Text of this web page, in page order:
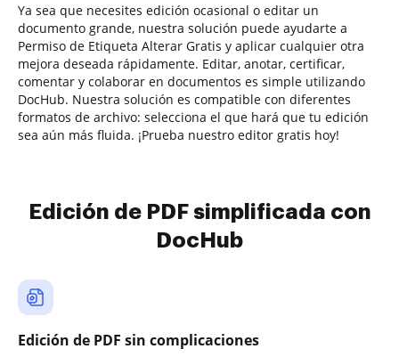
Ya sea que necesites edición ocasional o editar un
documento grande, nuestra solución puede ayudarte a
Permiso de Etiqueta Alterar Gratis y aplicar cualquier otra
mejora deseada rápidamente. Editar, anotar, certificar,
comentar y colaborar en documentos es simple utilizando
DocHub. Nuestra solución es compatible con diferentes
formatos de archivo: selecciona el que hará que tu edición
sea aún más fluida. ¡Prueba nuestro editor gratis hoy!
Edición de PDF simplificada con
DocHub
Edición de PDF sin complicaciones